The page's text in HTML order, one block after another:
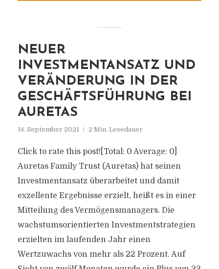
NEUER
INVESTMENTANSATZ UND
VERÄNDERUNG IN DER
GESCHÄFTSFÜHRUNG BEI
AURETAS
14. September 2021 2 Min. Lesedauer
Click to rate this post![Total: 0 Average: 0]
Auretas Family Trust (Auretas) hat seinen
Investmentansatz überarbeitet und damit
exzellente Ergebnisse erzielt, heißt es in einer
Mitteilung des Vermögensmanagers. Die
wachstumsorientierten Investmentstrategien
erzielten im laufenden Jahr einen
Wertzuwachs von mehr als 22 Prozent. Auf